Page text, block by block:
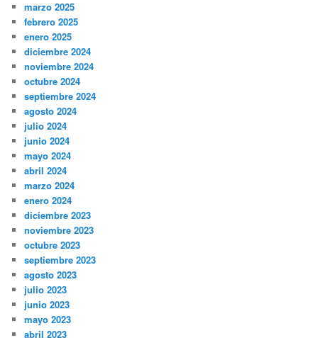
marzo 2025
febrero 2025
enero 2025
diciembre 2024
noviembre 2024
octubre 2024
septiembre 2024
agosto 2024
julio 2024
junio 2024
mayo 2024
abril 2024
marzo 2024
enero 2024
diciembre 2023
noviembre 2023
octubre 2023
septiembre 2023
agosto 2023
julio 2023
junio 2023
mayo 2023
abril 2023